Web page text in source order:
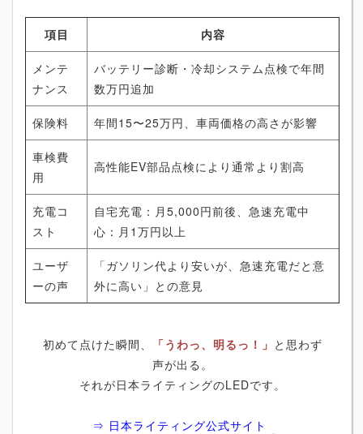
項目 内容
メンテ
ナンス
バッテリー診断・冷却システム点検で年間
数万円追加
保険料 年間15〜25万円、車両価格の高さが影響
車検費
用
高性能EV部品点検により通常より割高
充電コ
スト
自宅充電：月5,000円前後、急速充電中
心：月1万円以上
ユーザ
ーの声
「ガソリン代より安いが、急速充電だと意
外に高い」との意見
初めて点けた瞬間、 「うわっ、明るっ！」 と思わず
声が出る。
それが日本ライティングのLEDです。
⇒ 日本ライティング公式サイト